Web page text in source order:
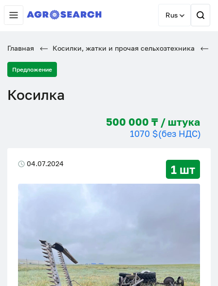
Rus
Главная Косилки, жатки и прочая сельхозтехника
Предложение
Косилка
500 000 ₸ / штука
1070 $(без НДС)
04.07.2024 1 шт